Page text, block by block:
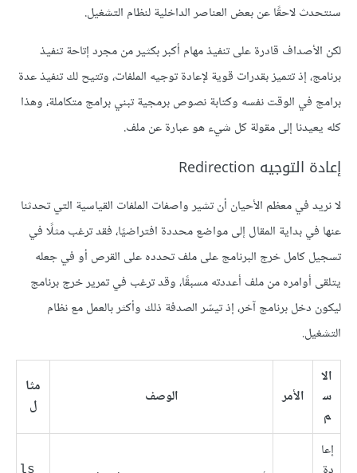
سنتحدث لاحقًا عن بعض العناصر الداخلية لنظام التشغيل.
لكن الأصداف قادرة على تنفيذ مهام أكبر بكثير من مجرد إتاحة تنفيذ
برنامج، إذ تتميز بقدرات قوية لإعادة توجيه الملفات، وتتيح لك تنفيذ عدة
برامج في الوقت نفسه وكتابة نصوص برمجية تبني برامج متكاملة، وهذا
كله يعيدنا إلى مقولة كل شيء هو عبارة عن ملف.
إعادة التوجيه Redirection
لا نريد في معظم الأحيان أن تشير واصفات الملفات القياسية التي تحدثنا
عنها في بداية المقال إلى مواضع محددة افتراضيًا، فقد ترغب مثلًا في
تسجيل كامل خرج البرنامج على ملف تحدده على القرص أو في جعله
يتلقى أوامره من ملف أعددته مسبقًا، وقد ترغب في تمرير خرج برنامج
ليكون دخل برنامج آخر، إذ تيسّر الصدفة ذلك وأكثر بالعمل مع نظام
التشغيل.
الا
س
م
الأمر الوصف
مثا
ل
إعا
ls